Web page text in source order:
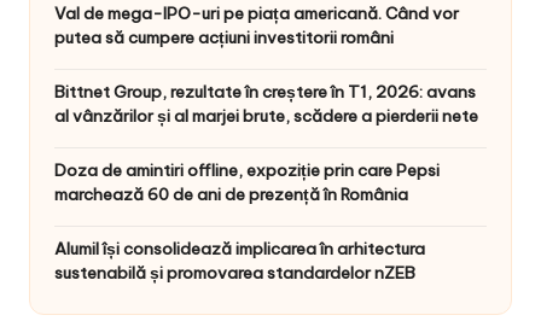
Val de mega-IPO-uri pe piața americană. Când vor
putea să cumpere acțiuni investitorii români
Bittnet Group, rezultate în creștere în T1, 2026: avans
al vânzărilor și al marjei brute, scădere a pierderii nete
Doza de amintiri offline, expoziție prin care Pepsi
marchează 60 de ani de prezență în România
Alumil își consolidează implicarea în arhitectura
sustenabilă și promovarea standardelor nZEB